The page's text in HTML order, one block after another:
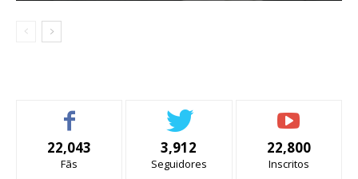
22,043
Fãs
3,912
Seguidores
22,800
Inscritos